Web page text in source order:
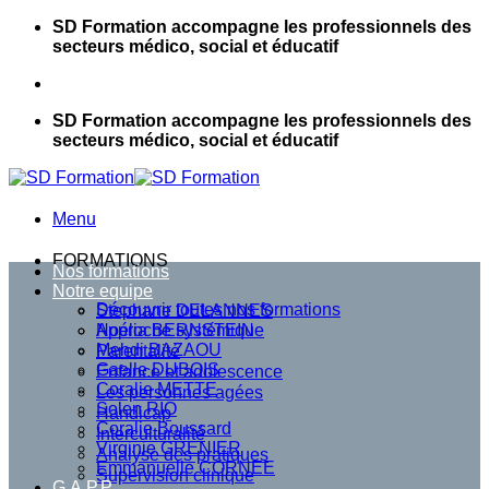
PasserSD Formation accompagne les professionnels des
secteurs médico, social et éducatif
SD Formation accompagne les professionnels des
secteurs médico, social et éducatif
Menu
FORMATIONS
Découvrir toutes nos formations
Approche systémique
Parentalité
Enfance et adolescence
Les personnes agées
Handicap
Interculturalité
Analyse des pratiques
Supervision clinique
Nos formations
Notre equipe
Stephane DELANNES
Noélia BERNSTEIN
Mehdi BAZAOU
Gaelle DUBOIS
Coralie METTE
Solen RIO
Coralie Boussard
Virginie GRENIER
Emmanuelle CORNEE